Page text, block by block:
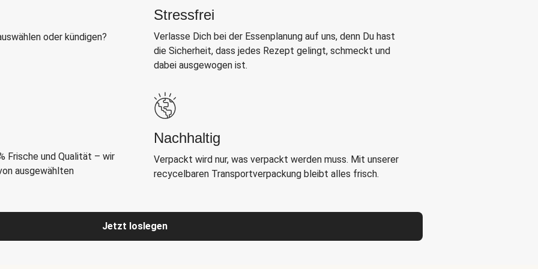
oder kündigen?
Stressfrei
Verlasse Dich bei der Essenplanung auf uns, denn Du hast
die Sicherheit, dass jedes Rezept gelingt, schmeckt und
dabei ausgewogen ist.
Frische und Qualität – wir
ausgewählten
Nachhaltig
Verpackt wird nur, was verpackt werden muss. Mit unserer
recycelbaren Transportverpackung bleibt alles frisch.
Jetzt loslegen